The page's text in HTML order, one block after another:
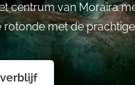
centrum van Moraira
met de